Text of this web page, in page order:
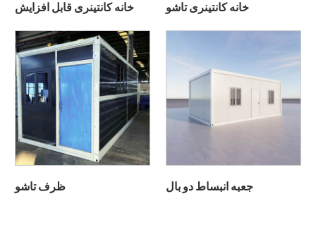
خانه کانتینری قابل افزایش خانه کانتینری تاشو
ظرف تاشو جعبه انبساط دو بال